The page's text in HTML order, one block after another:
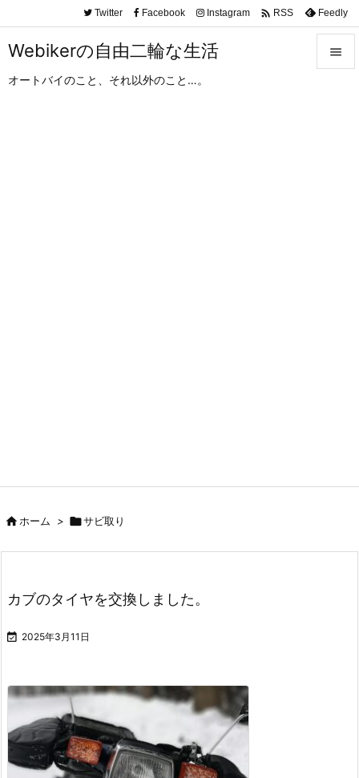
Webikerの自由二輪な生活
オートバイのこと、それ以外のこと…。

Twitter Facebook Instagram  RSS Feedly
ホーム > サビ取り
カブのタイヤを交換しました。
 2025年3月11日